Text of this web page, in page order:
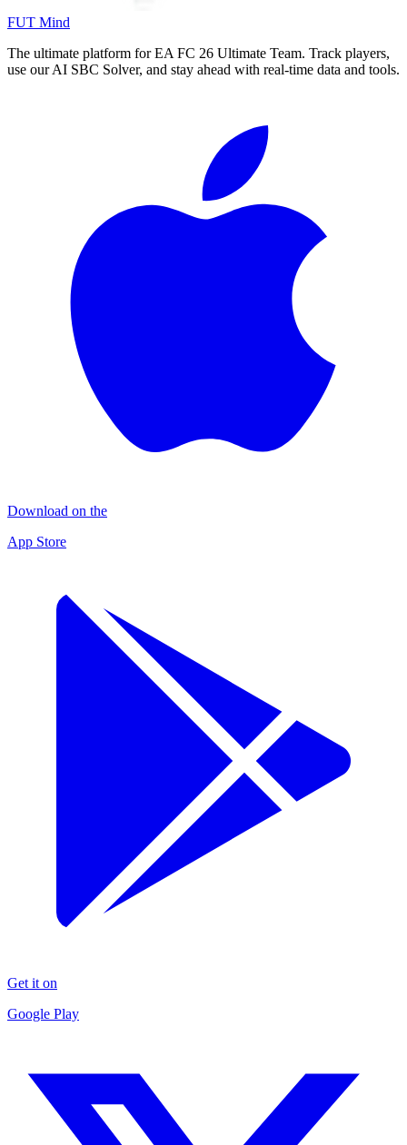
FUT Mind
The ultimate platform for EA FC 26 Ultimate Team. Track players,
use our AI SBC Solver, and stay ahead with real-time data and tools.
Download on the
App Store
Get it on
Google Play